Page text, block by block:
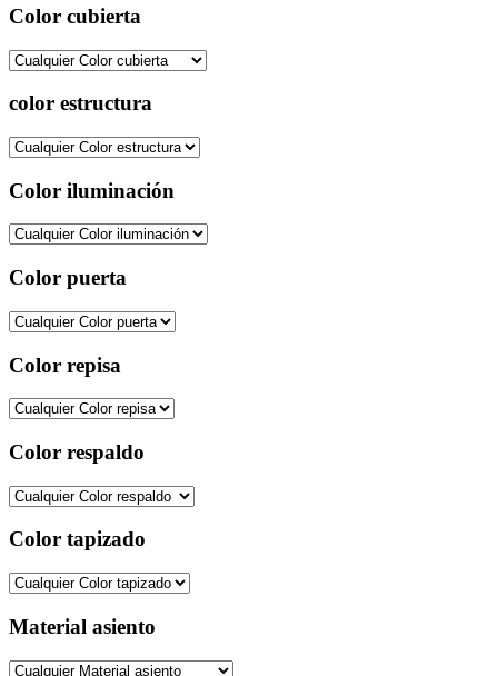
Color cubierta
color estructura
Color iluminación
Color puerta
Color repisa
Color respaldo
Color tapizado
Material asiento